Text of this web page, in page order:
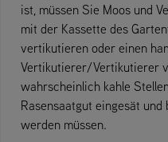
ist, müssen Sie Moos und
mit der Kassette des
vertikutieren oder einen
Vertikutierer/Vertikutierer
wahrscheinlich kahle
Rasensaatgut eingesät
werden müssen.